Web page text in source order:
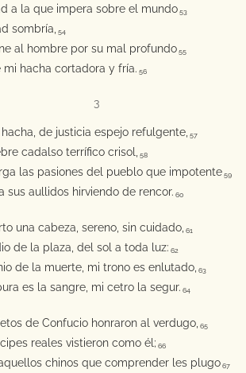
a la que impera sobre el mundo 53
sombría, 54
al hombre por su mal profundo 55
mi hacha cortadora y fría. 56
3
hacha, de justicia espejo refulgente, 57
cadalso terrífico crisol, 58
las pasiones del pueblo que impotente 59
sus aullidos hirviendo de rencor. 60
una cabeza, sereno, sin cuidado, 61
de la plaza, del sol a toda luz: 62
de la muerte, mi trono es enlutado, 63
es la sangre, mi cetro la segur. 64
de Confucio honraron al verdugo, 65
reales vistieron como él; 66
chinos que comprender les plugo 67